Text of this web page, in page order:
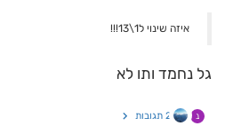
איזה שינוי ל1\13!!!
גל נחמד ותו לא
נ 2 תגובות